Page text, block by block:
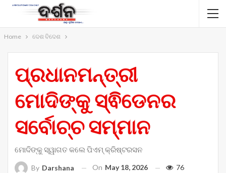
Home ଦେଶ ବିଦେଶ
ପ୍ରଧାନମନ୍ତ୍ରୀ
ମୋଦିଙ୍କୁ ସ୍ଵିଡେନର
ସର୍ବୋଚ୍ଚ ସମ୍ମାନ
ମୋଦିଙ୍କୁ ସ୍ୱାଗତ କଲେ ପିଏମ୍ କ୍ରିଷ୍ଟରସନ
By Darshana On May 18, 2026
76